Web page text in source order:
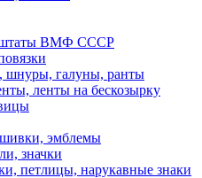
штаты ВМФ СССР
шнуры, галуны, ранты
ленты на бескозырку
эмблемы
значки
петлицы, нарукавные знаки